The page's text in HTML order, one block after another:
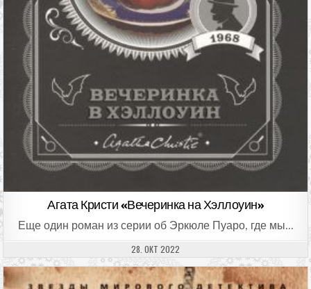
Агата Кристи «Вечеринка на Хэллоуин»
Еще один роман из серии об Эркюле Пуаро, где мы…
ДАТА ПУБЛИКАЦИИ:
28. ОКТ 2022